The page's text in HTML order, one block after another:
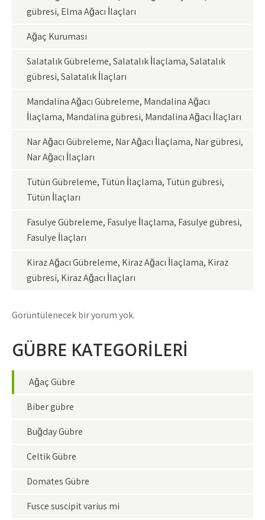
gübresi, Elma Ağacı İlaçları
Ağaç Kuruması
Salatalık Gübreleme, Salatalık İlaçlama, Salatalık
gübresi, Salatalık İlaçları
Mandalina Ağacı Gübreleme, Mandalina Ağacı
İlaçlama, Mandalina gübresi, Mandalina Ağacı İlaçları
Nar Ağacı Gübreleme, Nar Ağacı İlaçlama, Nar gübresi,
Nar Ağacı İlaçları
Tütün Gübreleme, Tütün İlaçlama, Tütün gübresi,
Tütün İlaçları
Fasulye Gübreleme, Fasulye İlaçlama, Fasulye gübresi,
Fasulye İlaçları
Kiraz Ağacı Gübreleme, Kiraz Ağacı İlaçlama, Kiraz
gübresi, Kiraz Ağacı İlaçları
Görüntülenecek bir yorum yok.
GÜBRE KATEGORİLERİ
Ağaç Gübre
Biber gübre
Buğday Gübre
Çeltik Gübre
Domates Gübre
Fusce suscipit varius mi